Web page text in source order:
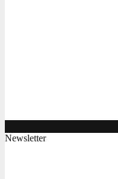
Newsletter